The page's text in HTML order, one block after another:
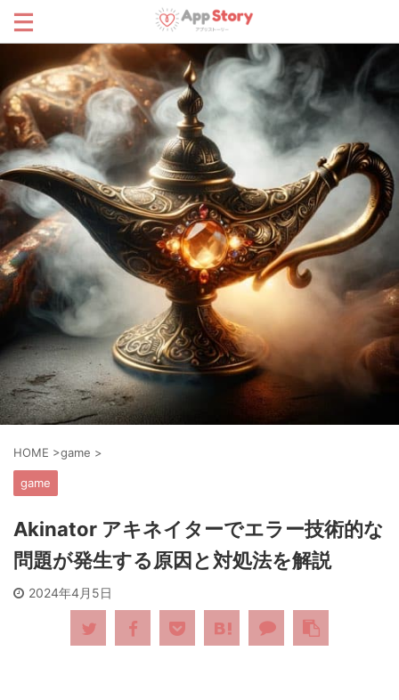
HOME >game >
game
Akinator アキネイターでエラー技術的な
問題が発生する原因と対処法を解説
2024年4月5日